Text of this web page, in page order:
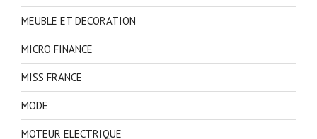
MEUBLE ET DECORATION
MICRO FINANCE
MISS FRANCE
MODE
MOTEUR ELECTRIQUE